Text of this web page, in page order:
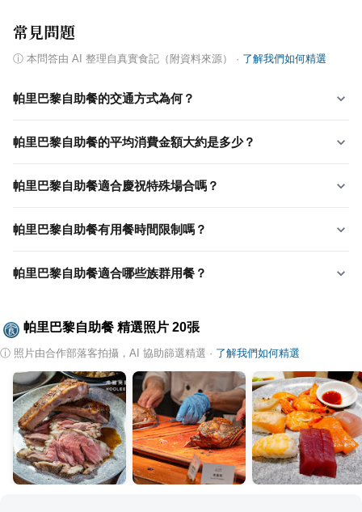
常見問題
ⓘ 本問答由 AI 整理自真實食記（附資料來源） · 了解我們如何精選
帕里巴黎自助餐的交通方式為何？
帕里巴黎自助餐的平均消費金額大約是多少？
帕里巴黎自助餐適合慶祝特殊場合嗎？
帕里巴黎自助餐有用餐時間限制嗎？
帕里巴黎自助餐適合哪些族群用餐？
帕里巴黎自助餐 精選照片 20張
ⓘ 照片由合作部落客拍攝，AI 協助篩選精選 · 了解我們如何精選